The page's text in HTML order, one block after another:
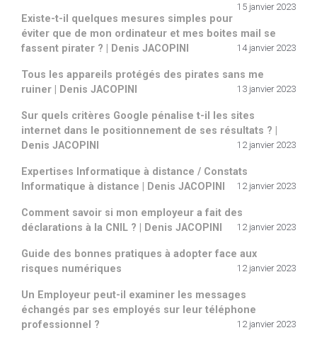
15 janvier 2023
Existe-t-il quelques mesures simples pour
éviter que de mon ordinateur et mes boites mail se
fassent pirater ? | Denis JACOPINI
14 janvier 2023
Tous les appareils protégés des pirates sans me
ruiner | Denis JACOPINI
13 janvier 2023
Sur quels critères Google pénalise t-il les sites
internet dans le positionnement de ses résultats ? |
Denis JACOPINI
12 janvier 2023
Expertises Informatique à distance / Constats
Informatique à distance | Denis JACOPINI
12 janvier 2023
Comment savoir si mon employeur a fait des
déclarations à la CNIL ? | Denis JACOPINI
12 janvier 2023
Guide des bonnes pratiques à adopter face aux
risques numériques
12 janvier 2023
Un Employeur peut-il examiner les messages
échangés par ses employés sur leur téléphone
professionnel ?
12 janvier 2023